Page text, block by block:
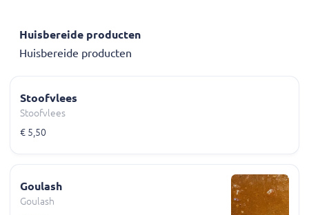
Huisbereide producten
Huisbereide producten
Stoofvlees
Stoofvlees
€ 5,50
Goulash
Goulash